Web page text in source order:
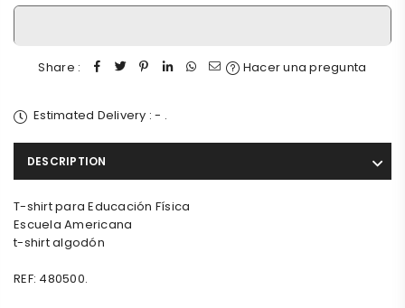
Share : Hacer una pregunta
Estimated Delivery :- .
DESCRIPTION
T-shirt para Educación Física
Escuela Americana
t-shirt algodón
REF: 480500.